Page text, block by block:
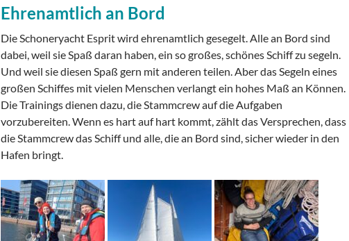
Ehrenamtlich an Bord
Die Schoneryacht Esprit wird ehrenamtlich gesegelt. Alle an Bord sind
dabei, weil sie Spaß daran haben, ein so großes, schönes Schiff zu segeln.
Und weil sie diesen Spaß gern mit anderen teilen. Aber das Segeln eines
großen Schiffes mit vielen Menschen verlangt ein hohes Maß an Können.
Die Trainings dienen dazu, die Stammcrew auf die Aufgaben
vorzubereiten. Wenn es hart auf hart kommt, zählt das Versprechen, dass
die Stammcrew das Schiff und alle, die an Bord sind, sicher wieder in den
Hafen bringt.